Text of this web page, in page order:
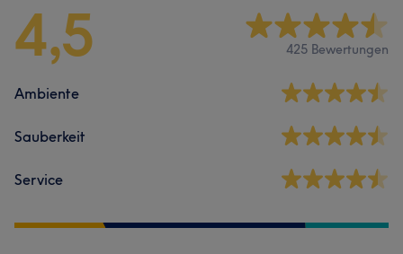
4,5 425 Bewertungen
Ambiente
Sauberkeit
Service